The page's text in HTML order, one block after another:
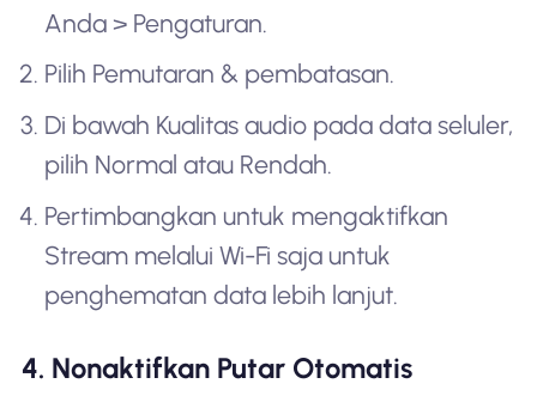
Anda > Pengaturan.
Pilih Pemutaran & pembatasan.
Di bawah Kualitas audio pada data seluler,
pilih Normal atau Rendah.
Pertimbangkan untuk mengaktifkan
Stream melalui Wi-Fi saja untuk
penghematan data lebih lanjut.
4. Nonaktifkan Putar Otomatis